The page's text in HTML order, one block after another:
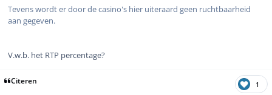
Tevens wordt er door de casino's hier uiteraard geen ruchtbaarheid
aan gegeven.
V.w.b. het RTP percentage?
Citeren 1